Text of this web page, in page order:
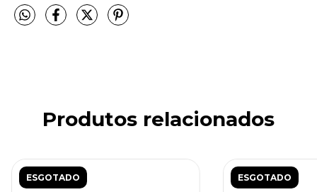
Produtos relacionados
ESGOTADO ESGOTADO